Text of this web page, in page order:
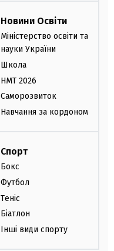
Новини Освіти
Міністерство освіти та
науки України
Школа
НМТ 2026
Саморозвиток
Навчання за кордоном
Спорт
Бокс
Футбол
Теніс
Біатлон
Інші види спорту